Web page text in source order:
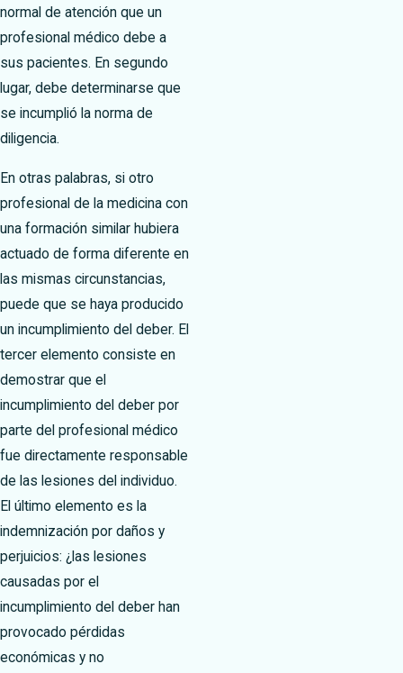
normal de atención que un
profesional médico debe a
sus pacientes. En segundo
lugar, debe determinarse que
se incumplió la norma de
diligencia.
En otras palabras, si otro
profesional de la medicina con
una formación similar hubiera
actuado de forma diferente en
las mismas circunstancias,
puede que se haya producido
un incumplimiento del deber. El
tercer elemento consiste en
demostrar que el
incumplimiento del deber por
parte del profesional médico
fue directamente responsable
de las lesiones del individuo.
El último elemento es la
indemnización por daños y
perjuicios: ¿las lesiones
causadas por el
incumplimiento del deber han
provocado pérdidas
económicas y no